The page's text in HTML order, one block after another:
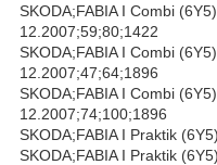
SKODA;FABIA I Combi
12.2007;59;80;1422
SKODA;FABIA I Combi
12.2007;47;64;1896
SKODA;FABIA I Combi
12.2007;74;100;1896
SKODA;FABIA I Praktik
SKODA;FABIA I Praktik